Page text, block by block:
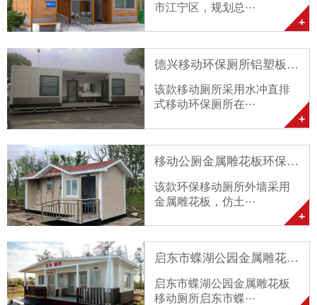
市江宁区，规划总···
德兴移动环保厕所铝塑板厕···
该款移动厕所采用水冲直排
式移动环保厕所在···
移动公厕金属雕花板环保移···
该款环保移动厕所外墙采用
金属雕花板，仿土···
启东市蝶湖公园金属雕花板···
启东市蝶湖公园金属雕花板
移动厕所启东市蝶···